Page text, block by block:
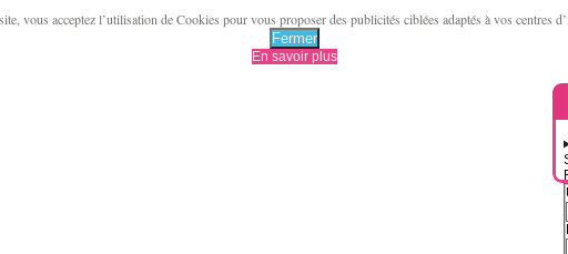
vous acceptez l’utilisation de Cookies pour vous proposer des publicités ciblées adaptés à vos centres
Fermer
En savoir plus